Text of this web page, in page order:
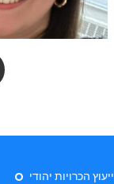
ייעוץ הכרויות יהודי